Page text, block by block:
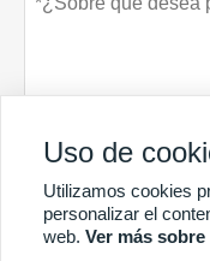
presentar
Uso de
Utilizamos cookies
personalizar el
web. Ver más